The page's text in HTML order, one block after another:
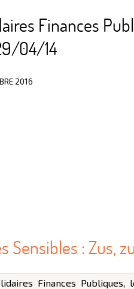
Finances
04/14
2016
Sensibles : Zus,
Finances